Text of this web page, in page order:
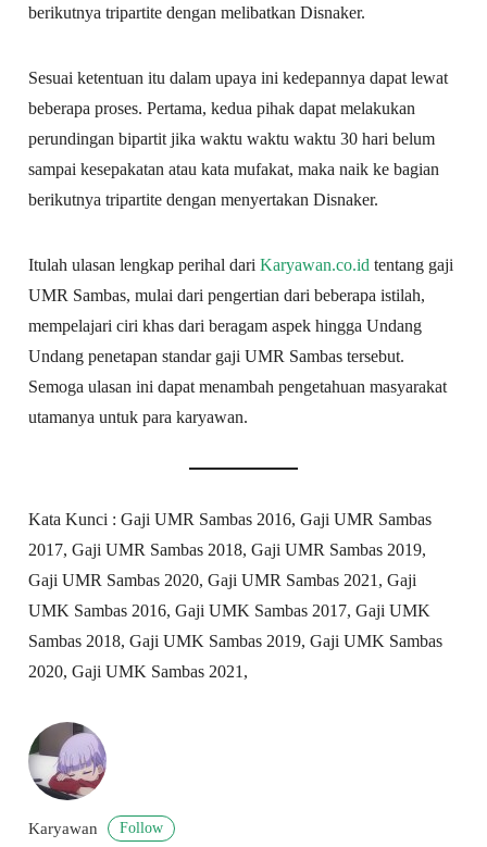
berikutnya tripartite dengan melibatkan Disnaker.
Sesuai ketentuan itu dalam upaya ini kedepannya dapat lewat
beberapa proses. Pertama, kedua pihak dapat melakukan
perundingan bipartit jika waktu waktu waktu 30 hari belum
sampai kesepakatan atau kata mufakat, maka naik ke bagian
berikutnya tripartite dengan menyertakan Disnaker.
Itulah ulasan lengkap perihal dariKaryawan.co.id tentang gaji
UMR Sambas, mulai dari pengertian dari beberapa istilah,
mempelajari ciri khas dari beragam aspek hingga Undang
Undang penetapan standar gaji UMR Sambas tersebut.
Semoga ulasan ini dapat menambah pengetahuan masyarakat
utamanya untuk para karyawan.
Kata Kunci : Gaji UMR Sambas 2016, Gaji UMR Sambas
2017, Gaji UMR Sambas 2018, Gaji UMR Sambas 2019,
Gaji UMR Sambas 2020, Gaji UMR Sambas 2021, Gaji
UMK Sambas 2016, Gaji UMK Sambas 2017, Gaji UMK
Sambas 2018, Gaji UMK Sambas 2019, Gaji UMK Sambas
2020, Gaji UMK Sambas 2021,
Karyawan Follow